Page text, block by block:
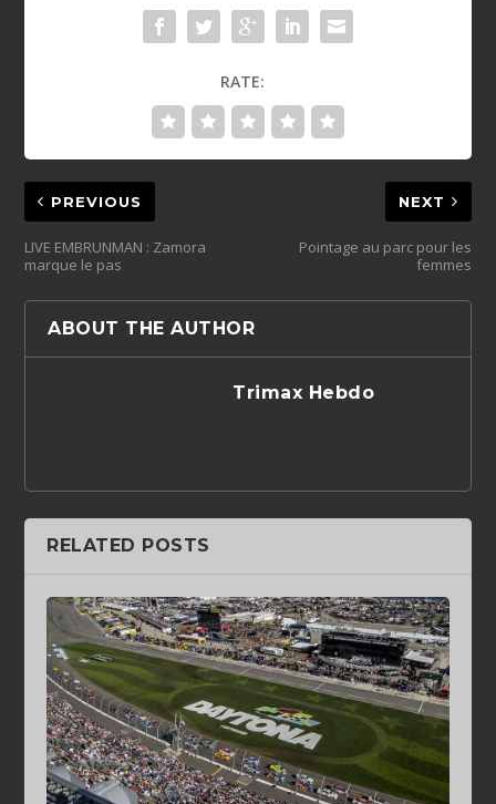
RATE:
PREVIOUS
LIVE EMBRUNMAN : Zamora
marque le pas
NEXT
Pointage au parc pour les
femmes
ABOUT THE AUTHOR
Trimax Hebdo
RELATED POSTS